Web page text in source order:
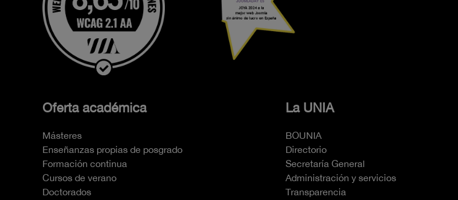
Oferta académica
Másteres
Enseñanzas propias de posgrado
Formación continua
Cursos de verano
Doctorados
La UNIA
BOUNIA
Directorio
Secretaría General
Administración y servicios
Transparencia